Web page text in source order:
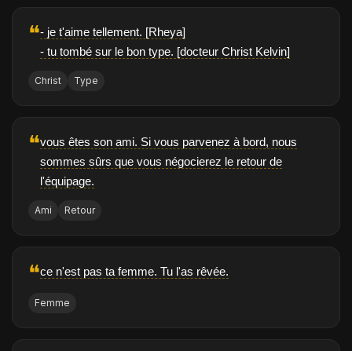
❝- je t'aime tellement. [Rheya]
- tu tombé sur le bon type. [docteur Christ Kelvin]
Christ Type
❝vous êtes son ami. Si vous parvenez à bord, nous
sommes sûrs que vous négocierez le retour de
l'équipage.
Ami Retour
❝ce n'est pas ta femme. Tu l'as rêvée.
Femme